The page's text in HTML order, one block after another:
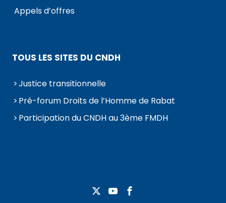
Appels d’offres
TOUS LES SITES DU CNDH
Justice transitionnelle
Pré-forum Droits de l’Homme de Rabat
Participation du CNDH au 3ème FMDH